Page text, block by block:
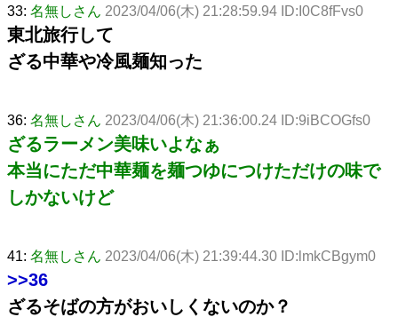
33: 名無しさん 2023/04/06(木) 21:28:59.94 ID:I0C8fFvs0
東北旅行して
ざる中華や冷風麺知った
36: 名無しさん 2023/04/06(木) 21:36:00.24 ID:9iBCOGfs0
ざるラーメン美味いよなぁ
本当にただ中華麺を麺つゆにつけただけの味で
しかないけど
41: 名無しさん 2023/04/06(木) 21:39:44.30 ID:lmkCBgym0
>>36
ざるそばの方がおいしくないのか？